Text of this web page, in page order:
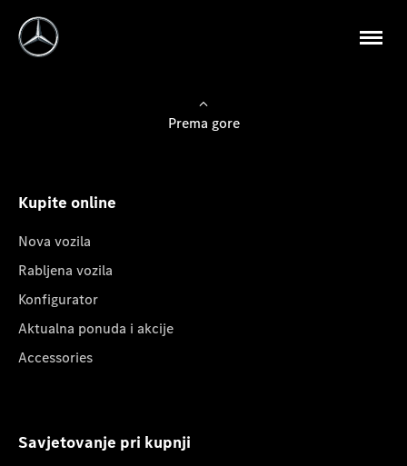
Prema gore
Kupite online
Nova vozila
Rabljena vozila
Konfigurator
Aktualna ponuda i akcije
Accessories
Savjetovanje pri kupnji